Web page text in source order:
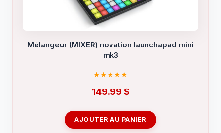
Mélangeur (MIXER) novation launchapad mini
mk3
149.99 $
AJOUTER AU PANIER